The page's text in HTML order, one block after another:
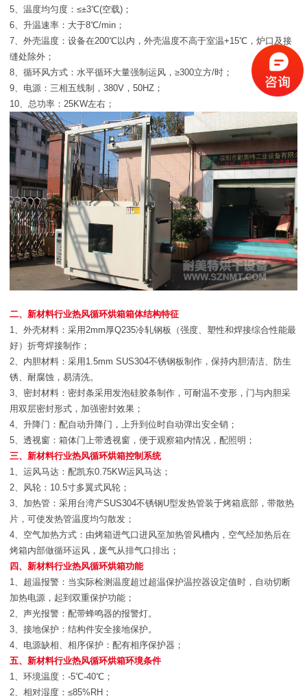
5、温度均匀度：≤±3℃(空载)；
6、升温速率：大于8℃/min；
7、外壳温度：设备在200℃以内，外壳温度不高于室温+15℃，炉口及接
缝处除外；
8、循环风方式：水平循环大量强制运风，≥300立方/时；
9、电源：三相五线制，380V，50HZ；
10、总功率：25KW左右；
二、新材料行业热风循环烘箱箱体结构特征
1、外壳材料：采用2mm厚Q235冷轧钢板（强度、塑性和焊接综合性能最
好）折弯焊接制作；
2、内胆材料：采用1.5mm SUS304不锈钢板制作，保持内胆清洁、防生
锈、耐腐蚀，易清洗。
3、密封材料：密封条采用发泡硅胶条制作，可耐温不变形，门与内胆采
用双层密封形式，加强密封效果；
4、升降门：配自动升降门，上升到位时自动弹出安全销；
5、透视窗：箱体门上带透视窗，便于观察箱内情况，配照明；
三、新材料行业热风循环烘箱控制系统
1、运风马达：配凯东0.75KW运风马达；
2、风轮：10.5寸多翼式风轮；
3、加热管：采用台湾产SUS304不锈钢U型发热管装于烤箱底部，带散热
片，可使发热管温度均匀散发；
4、空气加热方式：由烤箱进气口进风至加热管风槽内，空气经加热后在
烤箱内部做循环运风，废气从排气口排出；
四、新材料行业热风循环烘箱功能
1、超温报警：当实际检测温度超过超温保护温控器设定值时，自动切断
加热电源，起到双重保护功能；
2、声光报警：配带蜂鸣器的报警灯。
3、接地保护：结构件安全接地保护。
4、电源缺相、相序保护：配有相序保护器；
五、新材料行业热风循环烘箱环境条件
1、环境温度：-5℃-40℃；
2、相对湿度：≤85%RH；